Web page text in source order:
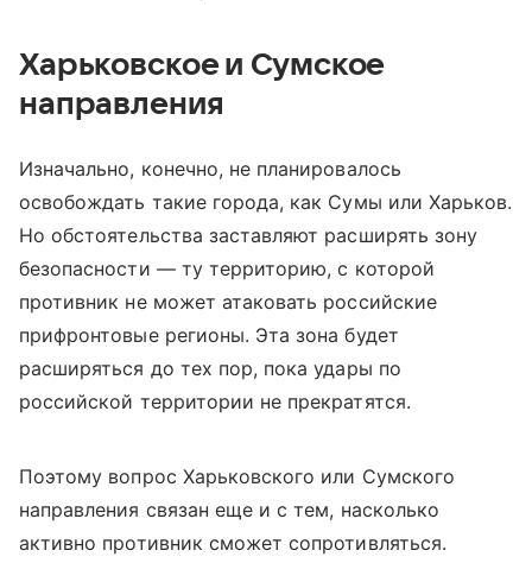
Харьковское и Сумское
направления
Изначально, конечно, не планировалось
освобождать такие города, как Сумы или Харьков.
Но обстоятельства заставляют расширять зону
безопасности — ту территорию, с которой
противник не может атаковать российские
прифронтовые регионы. Эта зона будет
расширяться до тех пор, пока удары по
российской территории не прекратятся.
Поэтому вопрос Харьковского или Сумского
направления связан еще и с тем, насколько
активно противник сможет сопротивляться.